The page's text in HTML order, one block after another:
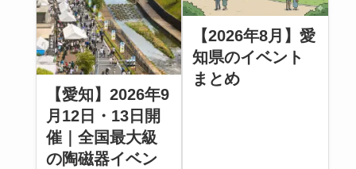
【愛知】2026年9
月12日・13日開
催｜全国最大級
の陶磁器イベン
【2026年8月】愛
知県のイベント
まとめ